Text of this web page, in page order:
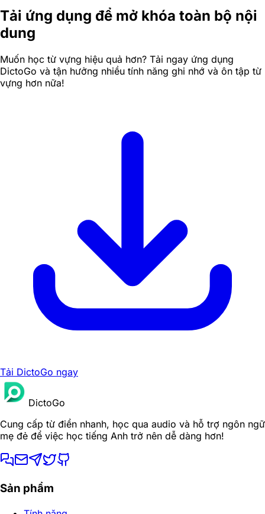
Tải ứng dụng để mở khóa toàn bộ nội
dung
Muốn học từ vựng hiệu quả hơn? Tải ngay ứng dụng
DictoGo và tận hưởng nhiều tính năng ghi nhớ và ôn tập từ
vựng hơn nữa!
Tải DictoGo ngay
DictoGo
Cung cấp từ điển nhanh, học qua audio và hỗ trợ ngôn ngữ
mẹ đẻ để việc học tiếng Anh trở nên dễ dàng hơn!
Sản phẩm